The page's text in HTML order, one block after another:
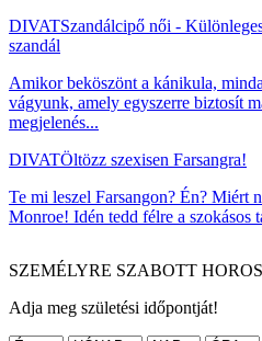
DIVATSzandálcipő női -
szandál
Amikor beköszönt a kánikula,
vágyunk, amely egyszerre biztosít
megjelenés...
DIVATÖltözz szexisen Farsangra!
Te mi leszel Farsangon? Én? Miért
Monroe! Idén tedd félre a szokásos
SZEMÉLYRE SZABOTT
Adja meg születési időpontját!